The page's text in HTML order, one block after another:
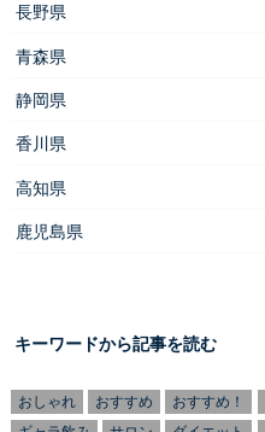
長野県
青森県
静岡県
香川県
高知県
鹿児島県
キーワードから記事を読む
おしゃれ おすすめ おすすめ！